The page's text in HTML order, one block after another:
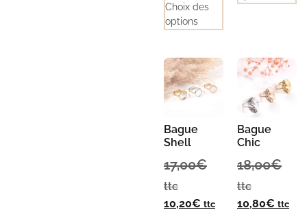
Choix des
options
Bague
Shell
17,00€
ttc
10,20€ ttc
Bague
Chic
18,00€
ttc
10,80€ ttc